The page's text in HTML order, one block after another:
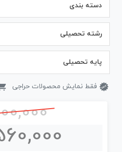
دسته بندی
رشته تحصیلی
پایه تحصیلی
فقط نمایش محصولات حراجی